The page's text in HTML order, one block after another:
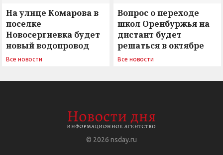
На улице Комарова в
поселке
Новосергиевка будет
новый водопровод
Все новости
Вопрос о переходе
школ Оренбуржья на
дистант будет
решаться в октябре
Все новости
© 2026 nsday.ru